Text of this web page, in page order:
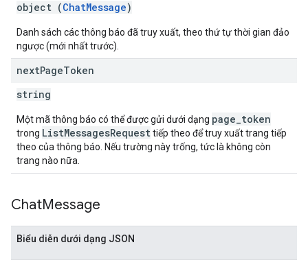
object (ChatMessage)
Danh sách các thông báo đã truy xuất, theo thứ tự thời gian đảo
ngược (mới nhất trước).
nextPageToken
string
Một mã thông báo có thể được gửi dưới dạng page_token
trong ListMessagesRequesttiếp theo để truy xuất trang tiếp
theo của thông báo. Nếu trường này trống, tức là không còn
trang nào nữa.
ChatMessage
Biểu diễn dưới dạng JSON